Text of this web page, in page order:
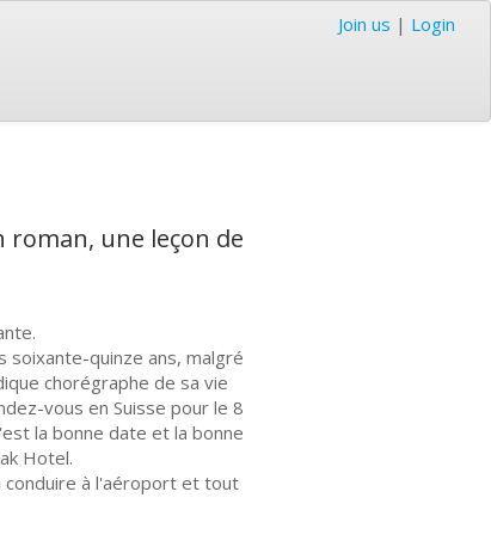
Join us | Login
roman, une leçon de
soixante-quinze ans, malgré
chorégraphe de sa vie
vous en Suisse pour le 8
la bonne date et la bonne
Hotel.
conduire à l'aéroport et tout